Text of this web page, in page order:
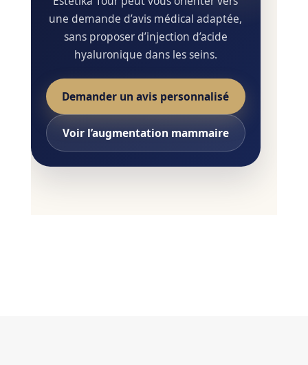
une demande d’avis médical adaptée,
sans proposer d’injection d’acide
hyaluronique dans les seins.
Demander un avis personnalisé
Voir l’augmentation mammaire